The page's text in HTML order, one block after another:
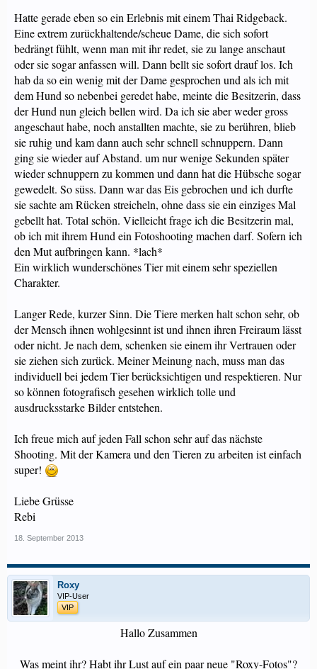
Hatte gerade eben so ein Erlebnis mit einem Thai Ridgeback.
Eine extrem zurückhaltende/scheue Dame, die sich sofort
bedrängt fühlt, wenn man mit ihr redet, sie zu lange anschaut
oder sie sogar anfassen will. Dann bellt sie sofort drauf los. Ich
hab da so ein wenig mit der Dame gesprochen und als ich mit
dem Hund so nebenbei geredet habe, meinte die Besitzerin, dass
der Hund nun gleich bellen wird. Da ich sie aber weder gross
angeschaut habe, noch anstallten machte, sie zu berühren, blieb
sie ruhig und kam dann auch sehr schnell schnuppern. Dann
ging sie wieder auf Abstand. um nur wenige Sekunden später
wieder schnuppern zu kommen und dann hat die Hübsche sogar
gewedelt. So süss. Dann war das Eis gebrochen und ich durfte
sie sachte am Rücken streicheln, ohne dass sie ein einziges Mal
gebellt hat. Total schön. Vielleicht frage ich die Besitzerin mal,
ob ich mit ihrem Hund ein Fotoshooting machen darf. Sofern ich
den Mut aufbringen kann. *lach*
Ein wirklich wunderschönes Tier mit einem sehr speziellen
Charakter.
Langer Rede, kurzer Sinn. Die Tiere merken halt schon sehr, ob
der Mensch ihnen wohlgesinnt ist und ihnen ihren Freiraum lässt
oder nicht. Je nach dem, schenken sie einem ihr Vertrauen oder
sie ziehen sich zurück. Meiner Meinung nach, muss man das
individuell bei jedem Tier berücksichtigen und respektieren. Nur
so können fotografisch gesehen wirklich tolle und
ausdrucksstarke Bilder entstehen.
Ich freue mich auf jeden Fall schon sehr auf das nächste
Shooting. Mit der Kamera und den Tieren zu arbeiten ist einfach
super!
Liebe Grüsse
Rebi
18. September 2013
Roxy
VIP-User
VIP
Hallo Zusammen
Was meint ihr? Habt ihr Lust auf ein paar neue "Roxy-Fotos"?